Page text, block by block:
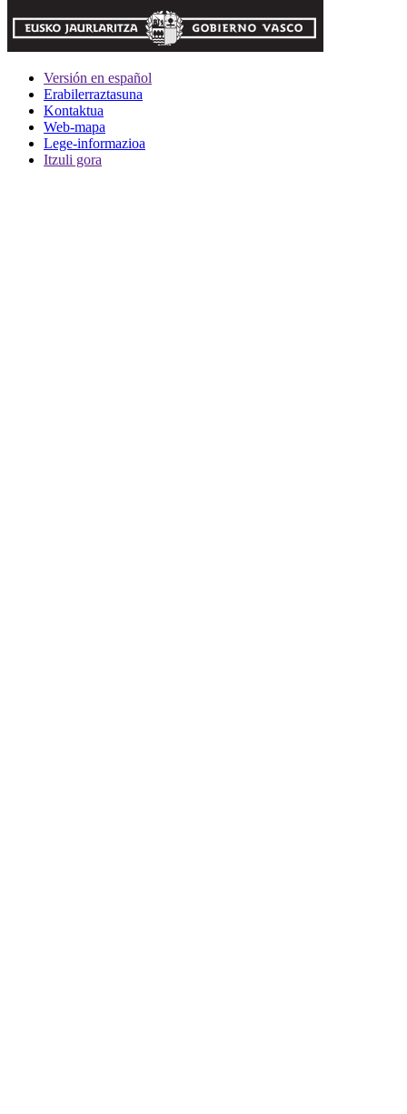
Versión en español
Erabilerraztasuna
Kontaktua
Web-mapa
Lege-informazioa
Itzuli gora